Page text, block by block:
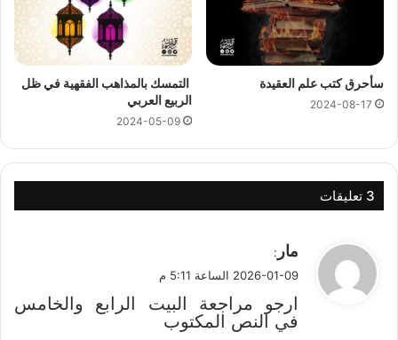
سأحرق كتب علم العقيدة
2024-08-17
التمسك بالمذاهب الفقهية في ظل
الربيع العربي
2024-05-09
‫3 تعليقات
ل
مار :
2026-01-09 الساعة 5:11 م
ارجو مراجعة البيت الرابع والخامس
في النص المكتوب